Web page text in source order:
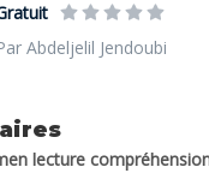
Abdeljelil Jendoubi
lecture